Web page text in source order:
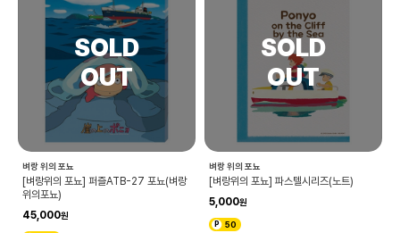
벼랑 위의 포뇨
[벼랑위의 포뇨] 퍼즐ATB-27 포뇨(벼랑
위의포뇨)
45,000
벼랑 위의 포뇨
[벼랑위의 포뇨] 파스텔시리즈(노트)
5,000
50